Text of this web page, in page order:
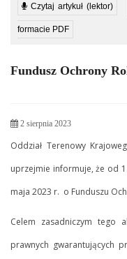
Czytaj artykuł (lektor)
formacie PDF
Fundusz Ochrony
2 sierpnia 2023
Oddział Terenowy
uprzejmie informuje, że od
maja 2023 r. o Funduszu
Celem zasadniczym tego
prawnych gwarantujących